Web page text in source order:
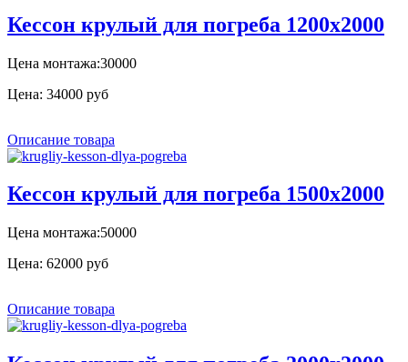
Кессон крулый для погреба 1200х2000
Цена монтажа:30000
Цена: 34000 руб
Описание товара
Кессон крулый для погреба 1500х2000
Цена монтажа:50000
Цена: 62000 руб
Описание товара